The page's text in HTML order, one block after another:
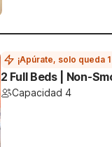
¡Apúrate, solo queda
2 Full Beds | Non-
Capacidad 4